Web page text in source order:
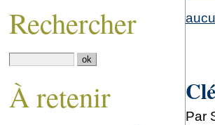
Par
Rechercher
À retenir